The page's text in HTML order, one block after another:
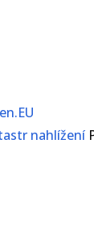
nahlížení